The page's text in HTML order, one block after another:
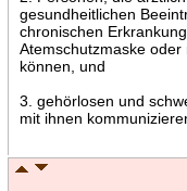
gesundheitlichen
chronischen
Atemschutzmaske
können, und
3. gehörlosen und
mit ihnen